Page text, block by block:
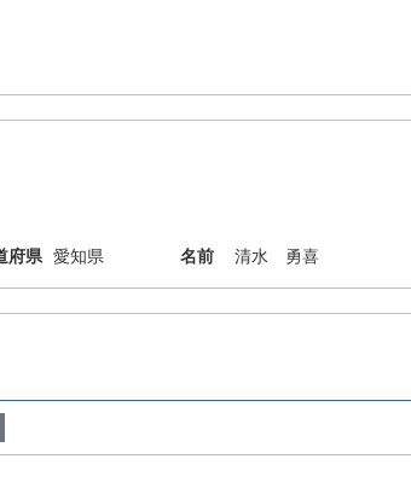
府県 愛知県 名前 清水 勇喜